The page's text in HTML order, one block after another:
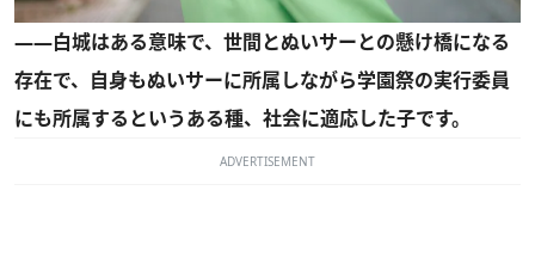
――白城はある意味で、世間とぬいサーとの懸け橋になる
存在で、自身もぬいサーに所属しながら学園祭の実行委員
にも所属するというある種、社会に適応した子です。
ADVERTISEMENT